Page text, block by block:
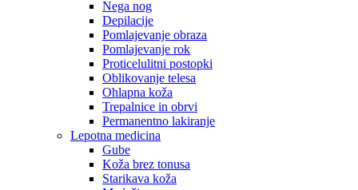
Nega nog
Depilacije
Pomlajevanje obraza
Pomlajevanje rok
Proticelulitni postopki
Oblikovanje telesa
Ohlapna koža
Trepalnice in obrvi
Permanentno lakiranje
Lepotna medicina
Gube
Koža brez tonusa
Starikava koža